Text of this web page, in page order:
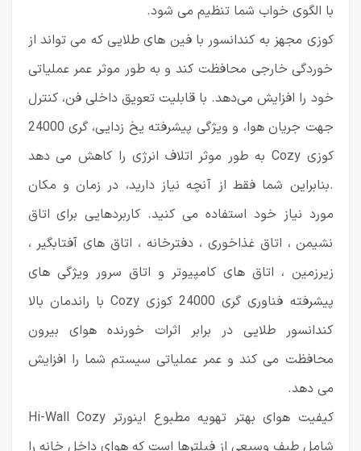
با الگوی خواب شما تنظیم می شود.
کوزی مجهز به کندانسور با فین های طلایی که می تواند از
خوردگی خارجی محافظت کند و به طور موثر عمر عملیاتی
خود را افزایش می‌دهد. با قابلیت تعویق داخلی فن، کنترل
جهت جریان هوا، و ویژگی پیشرفته یخ زدایی، گری 24000
کوزی Cozy به طور موثر اتلاف انرژی را کاهش می دهد
.بنابراین شما فقط از آنچه نیاز دارید، در زمان و مکان
مورد نیاز خود استفاده می کنید. کاربردهایی برای اتاق
نشیمن ، اتاق غذاخوری ، دفترخانه ، اتاق های آفتابگیر ،
زیرزمین ، اتاق های کامپیوتر و اتاق سرور ویژگی های
پیشرفته فناوری گری 24000 کوزی Cozy با راندمان بالا
کندانسور طلایی در برابر اثرات خورنده هوای بیرون
محافظت می کند و عمر عملیاتی سیستم شما را افزایش
می دهد.
کیفیت هوای بهتر تهویه مطبوع اینورتر Hi-Wall Cozy
شامل طیف وسیعی از فیلترها است که هوای داخل خانه را